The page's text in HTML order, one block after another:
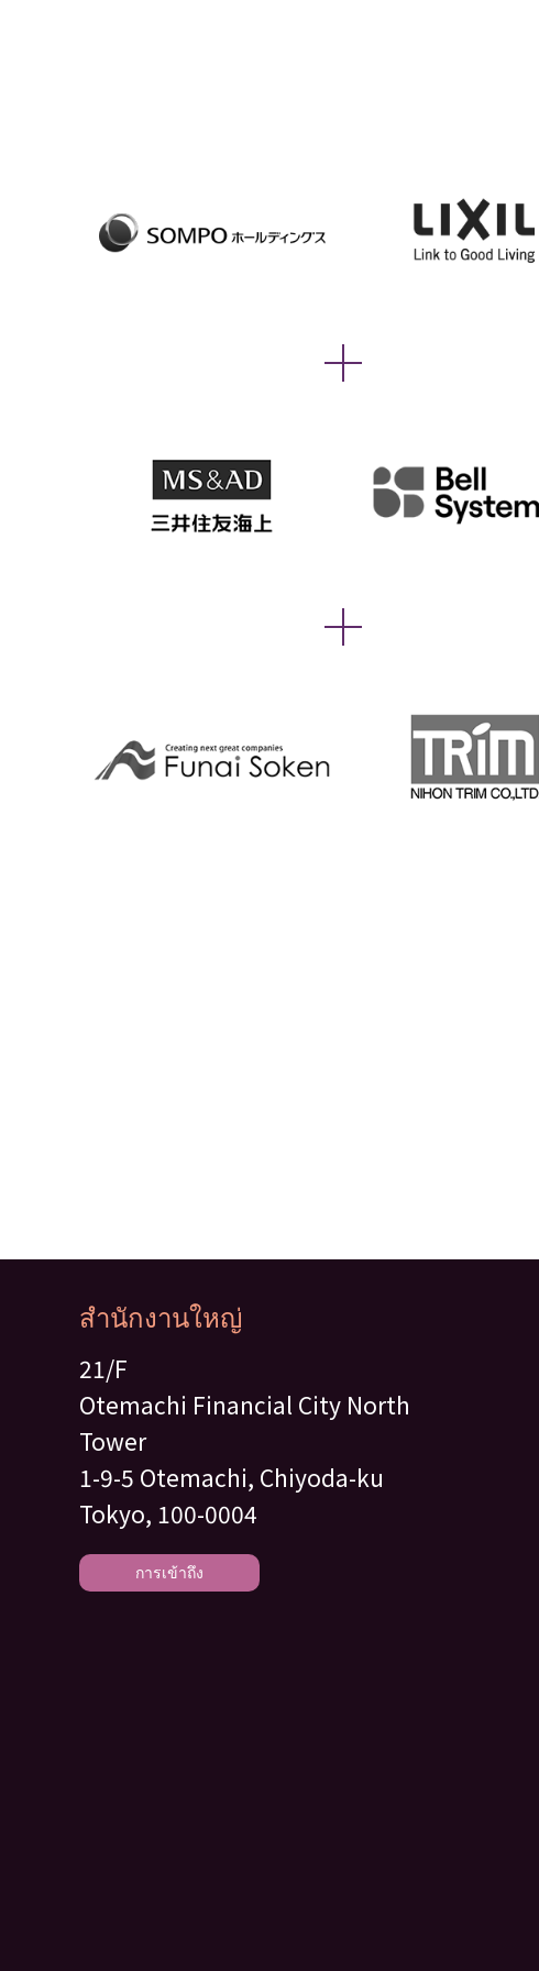
สำนักงานใหญ่
21/F
Otemachi Financial City North
Tower
1-9-5 Otemachi, Chiyoda-ku
Tokyo, 100-0004
การเข้าถึง